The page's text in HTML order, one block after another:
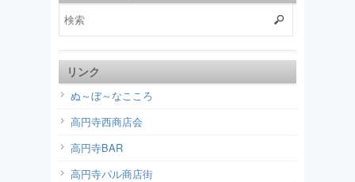
リンク
ぬ～ぼ～なこころ
高円寺西商店会
高円寺BAR
高円寺パル商店街